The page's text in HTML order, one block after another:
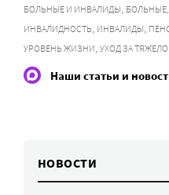
БОЛЬНЫЕ И ИНВАЛИДЫ,
ИНВАЛИДНОСТЬ, ИНВАЛИДЫ,
УРОВЕНЬ ЖИЗНИ, УХОД ЗА
Наши статьи и
НОВОСТИ